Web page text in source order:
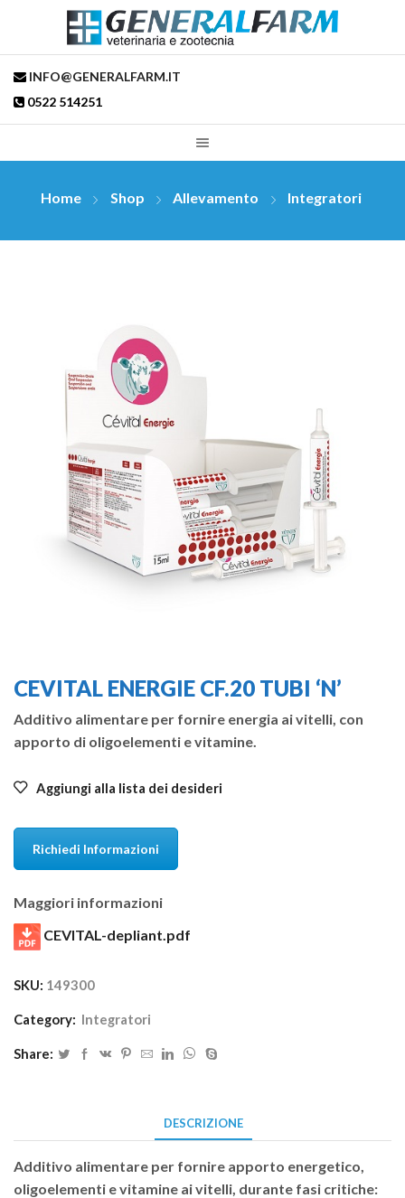
INFO@GENERALFARM.IT
0522 514251
Home Shop Allevamento Integratori
CEVITAL ENERGIE CF.20 TUBI ‘N’
Additivo alimentare per fornire energia ai vitelli, con
apporto di oligoelementi e vitamine.
Aggiungi alla lista dei desideri
Richiedi Informazioni
Maggiori informazioni
CEVITAL-depliant.pdf
SKU: 149300
Category: Integratori
Share:
DESCRIZIONE
Additivo alimentare per fornire apporto energetico,
oligoelementi e vitamine ai vitelli, durante fasi critiche: